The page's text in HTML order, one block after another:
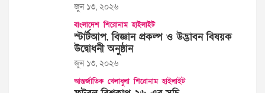
জুন ১৩, ২০২৬
বাংলাদেশ শিরোনাম হাইলাইট
স্টার্টআপ, বিজ্ঞান প্রকল্প ও উদ্ভাবন বিষয়ক
উদ্বোধনী অনুষ্ঠান
জুন ১৩, ২০২৬
আন্তর্জাতিক খেলাধুলা শিরোনাম হাইলাইট